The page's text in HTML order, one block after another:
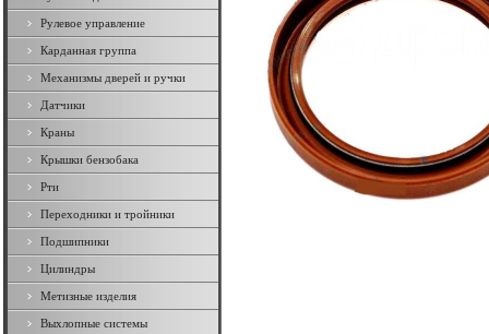
Рулевое управление
Карданная группа
Механизмы дверей и ручки
Датчики
Краны
Крышки бензобака
Рти
Переходники и тройники
Подшипники
Цилиндры
Метизные изделия
Выхлопные системы